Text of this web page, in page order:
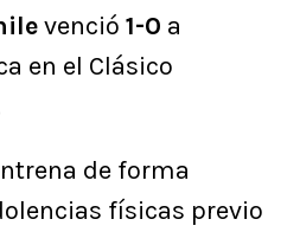
venció 1-0 a
en el Clásico
de forma
físicas previo